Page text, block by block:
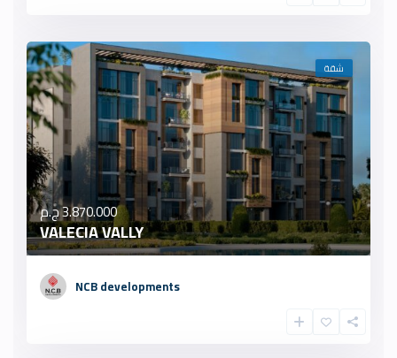
شقة
3.870.000 ج.م
VALECIA VALLY
NCB developments